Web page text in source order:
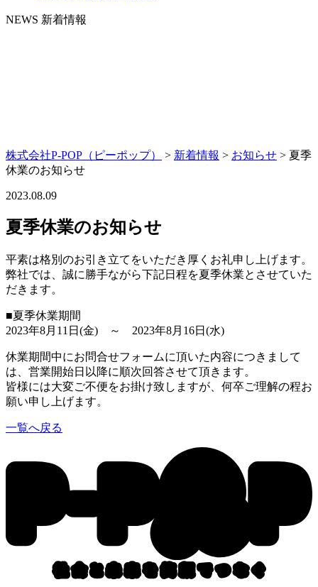
NEWS 新着情報
株式会社P-POP（ピーポップ） > 新着情報 > お知らせ > 夏季
休業のお知らせ
2023.08.09
夏季休業のお知らせ
平素は格別のお引き立てをいただき厚くお礼申し上げます。
弊社では、誠に勝手ながら下記日程を夏季休業とさせていた
だきます。
■夏季休業期間
2023年8月11日(金) ～ 2023年8月16日(水)
休業期間中にお問合せフォームに頂いた内容につきまして
は、営業開始日以降に順次回答させて頂きます。
皆様には大変ご不便をお掛け致しますが、何卒ご理解の程お
願い申し上げます。
一覧へ戻る